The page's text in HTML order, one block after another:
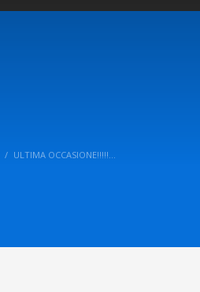
ULTIMA OCCASIONE!!!!!…